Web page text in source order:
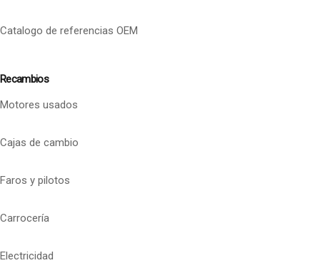
Catalogo de referencias OEM
Recambios
Motores usados
Cajas de cambio
Faros y pilotos
Carrocería
Electricidad